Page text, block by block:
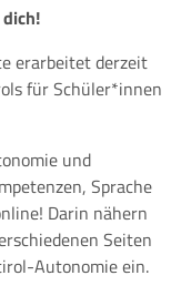
erarbeitet derzeit
für Schüler*innen
und
Sprache
Darin nähern
Seiten
Autonomie ein.